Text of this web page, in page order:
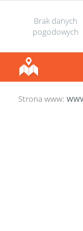
Brak danych
pogodowych
Strona www: